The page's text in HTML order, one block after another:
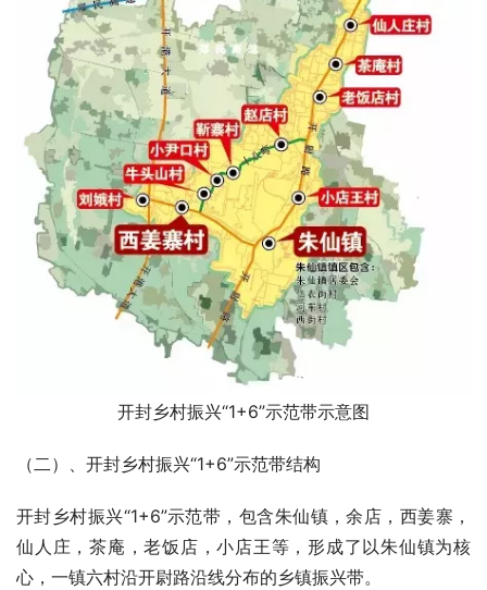
开封乡村振兴“1+6”示范带示意图
（二）、开封乡村振兴“1+6”示范带结构
开封乡村振兴“1+6”示范带，包含朱仙镇，余店，西姜寨，
仙人庄，茶庵，老饭店，小店王等，形成了以朱仙镇为核
心，一镇六村沿开尉路沿线分布的乡镇振兴带。